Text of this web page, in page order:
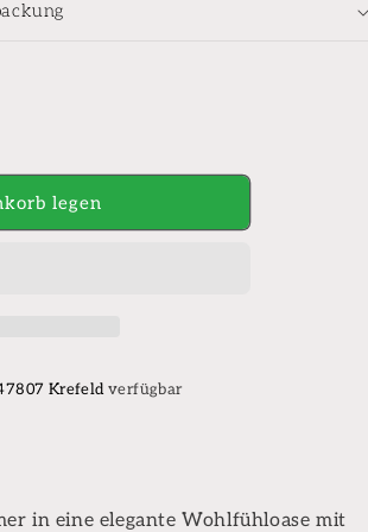
legen
Krefeldverfügbar
in eine elegante Wohlfühloase mit